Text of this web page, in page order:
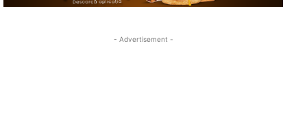
- Advertisement -